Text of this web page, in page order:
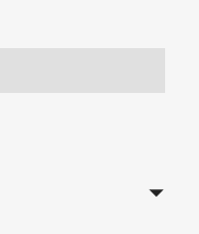
arrow_drop_down